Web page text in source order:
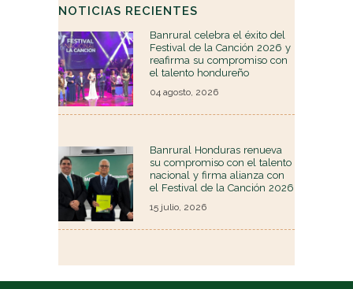
NOTICIAS RECIENTES
Banrural celebra el éxito del
Festival de la Canción 2026 y
reafirma su compromiso con
el talento hondureño
04 agosto, 2026
Banrural Honduras renueva
su compromiso con el talento
nacional y firma alianza con
el Festival de la Canción 2026
15 julio, 2026